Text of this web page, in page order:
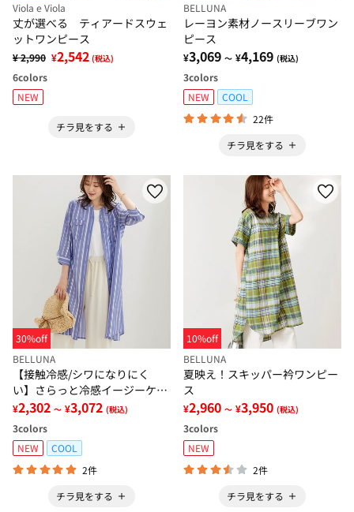
Viola e Viola
丈が選べる ティアードスウェ
ットワンピース
¥ 2,990 ¥2,542 (税込)
6colors
NEW
チラ見をする
BELLUNA
レーヨン素材ノースリーブワン
ピース
¥3,069 ～ ¥4,169 (税込)
3colors
NEW
COOL
22件
チラ見をする
30%off
BELLUNA
【接触冷感/シワになりにく
い】さらっと冷感イージーケア
ワンピース
¥2,302 ～ ¥3,072 (税込)
3colors
NEW
COOL
2件
チラ見をする
10%off
BELLUNA
夏映え！スキッパー衿ワンピー
ス
¥2,960 ～ ¥3,950 (税込)
3colors
NEW
2件
チラ見をする